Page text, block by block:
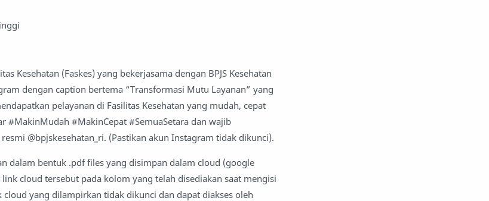
Kesehatan (Faskes) yang bekerjasama dengan BPJS Kesehatan
dengan caption bertema “Transformasi Mutu Layanan” yang
pelayanan di Fasilitas Kesehatan yang mudah, cepat
#MakinMudah #MakinCepat #SemuaSetara dan wajib
@bpjskesehatan_ri. (Pastikan akun Instagram tidak dikunci).
dalam bentuk .pdf files yang disimpan dalam cloud (google
cloud tersebut pada kolom yang telah disediakan saat mengisi
yang dilampirkan tidak dikunci dan dapat diakses oleh